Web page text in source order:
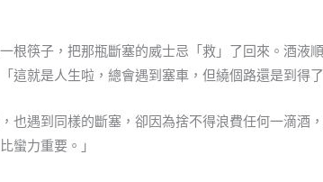
根筷子，把那瓶斷塞的威士忌「救」了回來。酒液
這就是人生啦，總會遇到塞車，但繞個路還是到得了
也遇到同樣的斷塞，卻因為捨不得浪費任何一滴酒
蠻力重要。」